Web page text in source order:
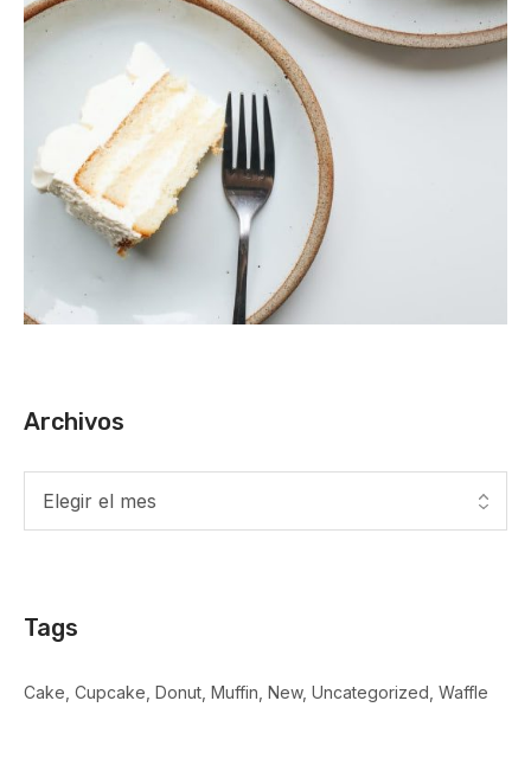
Archivos
Tags
Cake Cupcake Donut Muffin New Uncategorized Waffle